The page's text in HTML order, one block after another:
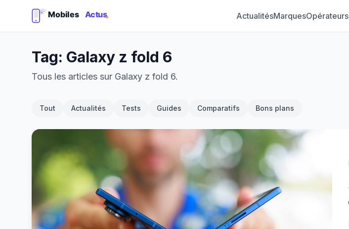
ActualitésMarquesOpérateurs
Tag: Galaxy z fold 6
Tous les articles sur Galaxy z fold 6.
Tout Actualités Tests Guides Comparatifs Bons plans